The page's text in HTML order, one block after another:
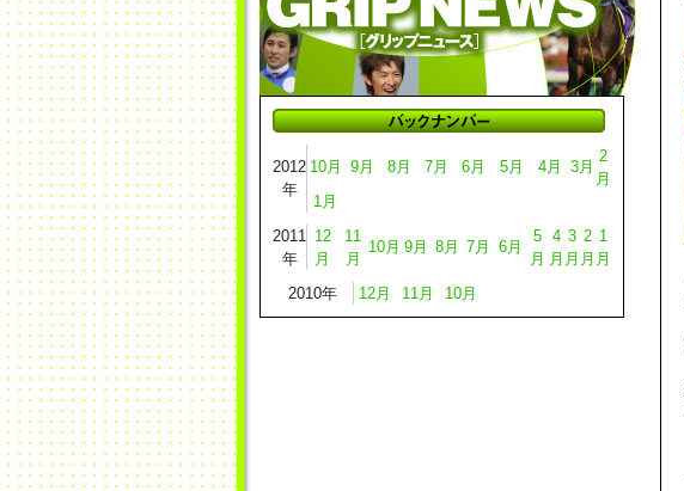
2012
年
10月 9月 8月 7月 6月 5月 4月 3月
2
月
1月
2011
年
12
月
11
月
10月 9月 8月 7月 6月
5
月
4
月
3
月
2
月
1
月
2010年
12月 11月 10月